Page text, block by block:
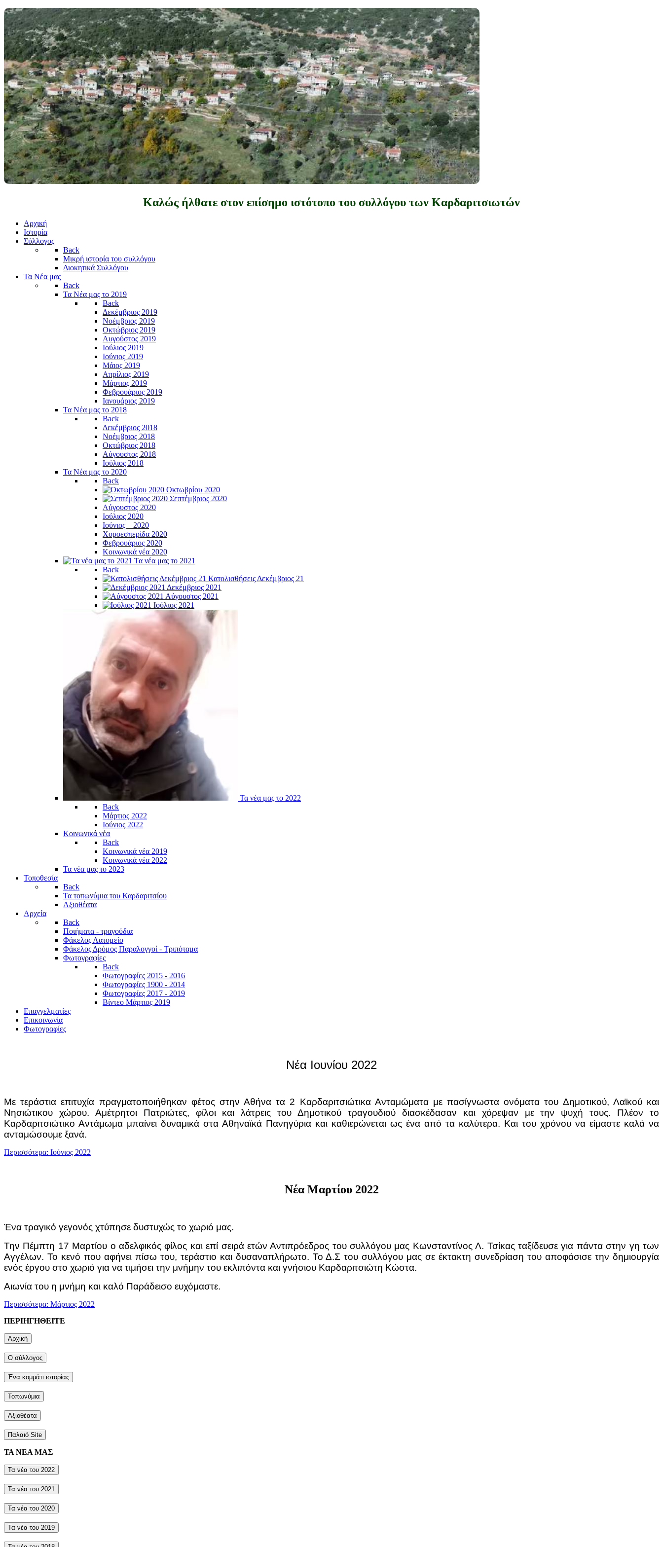
Καλώς ήλθατε στον επίσημο ιστότοπο του συλλόγου των Καρδαριτσιωτών
Αρχική
Ιστορία
Σύλλογος
Back
Μικρή ιστορία του συλλόγου
Διοκητικά Συλλόγου
Τα Νέα μας
Back
Τα Νέα μας το 2019
Back
Δεκέμβριος 2019
Νοέμβριος 2019
Οκτώβριος 2019
Αυγούστος 2019
Ιούλιος 2019
Ιούνιος 2019
Μάιος 2019
Απρίλιος 2019
Μάρτιος 2019
Φεβρουάριος 2019
Ιανουάριος 2019
Τα Νέα μας το 2018
Back
Δεκέμβριος 2018
Νοέμβριος 2018
Οκτώβριος 2018
Αύγουστος 2018
Ιούλιος 2018
Τα Νέα μας το 2020
Back
Οκτωβρίου 2020
Σεπτέμβριος 2020
Αύγουστος 2020
Ιούλιος 2020
Ιούνιος _ 2020
Χοροεσπερίδα 2020
Φεβρουάριος 2020
Κοινωνικά νέα 2020
Τα νέα μας το 2021
Back
Κατολισθήσεις Δεκέμβριος 21
Δεκέμβριος 2021
Αύγουστος 2021
Ιούλιος 2021
Τα νέα μας το 2022
Back
Μάρτιος 2022
Ιούνιος 2022
Κοινωνικά νέα
Back
Κοινωνικά νέα 2019
Κοινωνικά νέα 2022
Τα νέα μας το 2023
Τοποθεσία
Back
Τα τοπωνύμια του Καρδαριτσίου
Αξιοθέατα
Αρχεία
Back
Ποιήματα - τραγούδια
Φάκελος Λατομείο
Φάκελος Δρόμος Παραλογγοί - Τριπόταμα
Φωτογραφίες
Back
Φωτογραφίες 2015 - 2016
Φωτογραφίες 1900 - 2014
Φωτογραφίες 2017 - 2019
Βίντεο Μάρτιος 2019
Επαγγελματίες
Επικοινωνία
Φωτογραφίες
Νέα Ιουνίου 2022
Με τεράστια επιτυχία πραγματοποιήθηκαν φέτος στην Αθήνα τα 2 Καρδαριτσιώτικα Ανταμώματα με πασίγνωστα ονόματα του Δημοτικού, Λαϊκού και
Νησιώτικου χώρου. Αμέτρητοι Πατριώτες, φίλοι και λάτρεις του Δημοτικού τραγουδιού διασκέδασαν και χόρεψαν με την ψυχή τους. Πλέον το
Καρδαριτσιώτικο Αντάμωμα μπαίνει δυναμικά στα Αθηναϊκά Πανηγύρια και καθιερώνεται ως ένα από τα καλύτερα. Και του χρόνου να είμαστε καλά να
ανταμώσουμε ξανά.
Περισσότερα: Ιούνιος 2022
Νέα Μαρτίου 2022
Ένα τραγικό γεγονός χτύπησε δυστυχώς το χωριό μας.
Την Πέμπτη 17 Μαρτίου ο αδελφικός φίλος και επί σειρά ετών Αντιπρόεδρος του συλλόγου μας Κωνσταντίνος Λ. Τσίκας ταξίδευσε για πάντα στην γη των
Αγγέλων. Το κενό που αφήνει πίσω του, τεράστιο και δυσαναπλήρωτο. Το Δ.Σ του συλλόγου μας σε έκτακτη συνεδρίαση του αποφάσισε την δημιουργία
ενός έργου στο χωριό για να τιμήσει την μνήμην του εκλιπόντα και γνήσιου Καρδαριτσιώτη Κώστα.
Αιωνία του η μνήμη και καλό Παράδεισο ευχόμαστε.
Περισσότερα: Μάρτιος 2022
ΠΕΡΙΗΓΗΘΕΙΤΕ
Αρχική
Ο σύλλογος
Ένα κομμάτι ιστορίας
Τοπωνύμια
Αξιοθέατα
Παλαιό Site
ΤΑ ΝΕΑ ΜΑΣ
Τα νέα του 2022
Τα νέα του 2021
Τα νέα του 2020
Τα νέα του 2019